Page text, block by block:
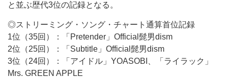
と並ぶ歴代3位の記録となる。
◎ストリーミング・ソング・チャート通算首位記録
1位（35回）：「Pretender」Official髭男dism
2位（25回）：「Subtitle」Official髭男dism
3位（24回）：「アイドル」YOASOBI、「ライラック」
Mrs. GREEN APPLE